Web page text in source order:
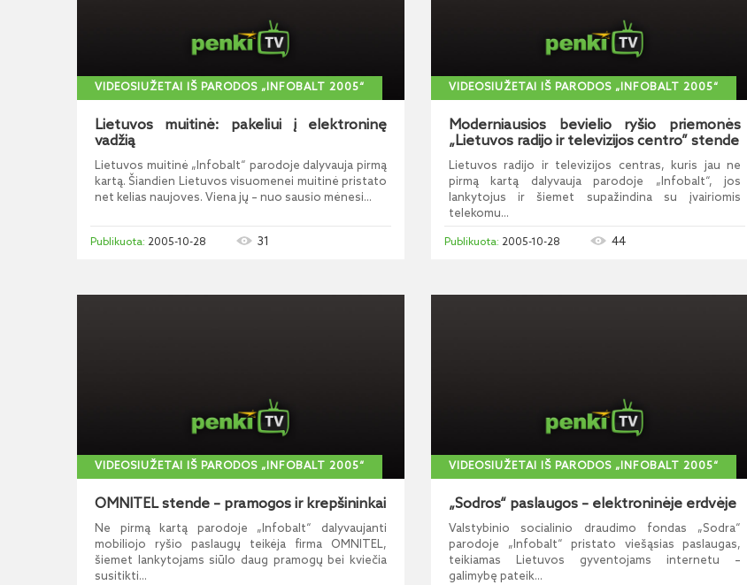
VIDEOSIUŽETAI IŠ PARODOS „INFOBALT 2005“
Lietuvos muitinė: pakeliui į elektroninę
vadžią
Lietuvos muitinė „Infobalt“ parodoje dalyvauja pirmą
kartą. Šiandien Lietuvos visuomenei muitinė pristato
net kelias naujoves. Viena jų – nuo sausio mėnesi...
2005-10-28 31
VIDEOSIUŽETAI IŠ PARODOS „INFOBALT 2005“
Moderniausios bevielio ryšio priemonės
„Lietuvos radijo ir televizijos centro” stende
Lietuvos radijo ir televizijos centras, kuris jau ne
pirmą kartą dalyvauja parodoje „Infobalt“, jos
lankytojus ir šiemet supažindina su įvairiomis
telekomu...
2005-10-28 44
VIDEOSIUŽETAI IŠ PARODOS „INFOBALT 2005“
OMNITEL stende – pramogos ir krepšininkai
Ne pirmą kartą parodoje „Infobalt“ dalyvaujanti
mobiliojo ryšio paslaugų teikėja firma OMNITEL,
šiemet lankytojams siūlo daug pramogų bei kviečia
susitikti...
VIDEOSIUŽETAI IŠ PARODOS „INFOBALT 2005“
„Sodros“ paslaugos – elektroninėje erdvėje
Valstybinio socialinio draudimo fondas „Sodra“
parodoje „Infobalt“ pristato viešąsias paslaugas,
teikiamas Lietuvos gyventojams internetu –
galimybę pateik...